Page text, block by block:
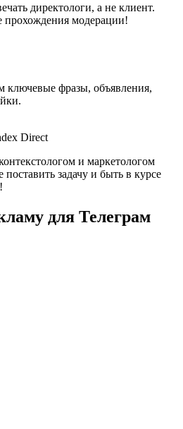
директологи, а не клиент.
прохождения модерации!
ключевые фразы, объявления,
Direct
и маркетологом
задачу и быть в курсе
для Телеграм